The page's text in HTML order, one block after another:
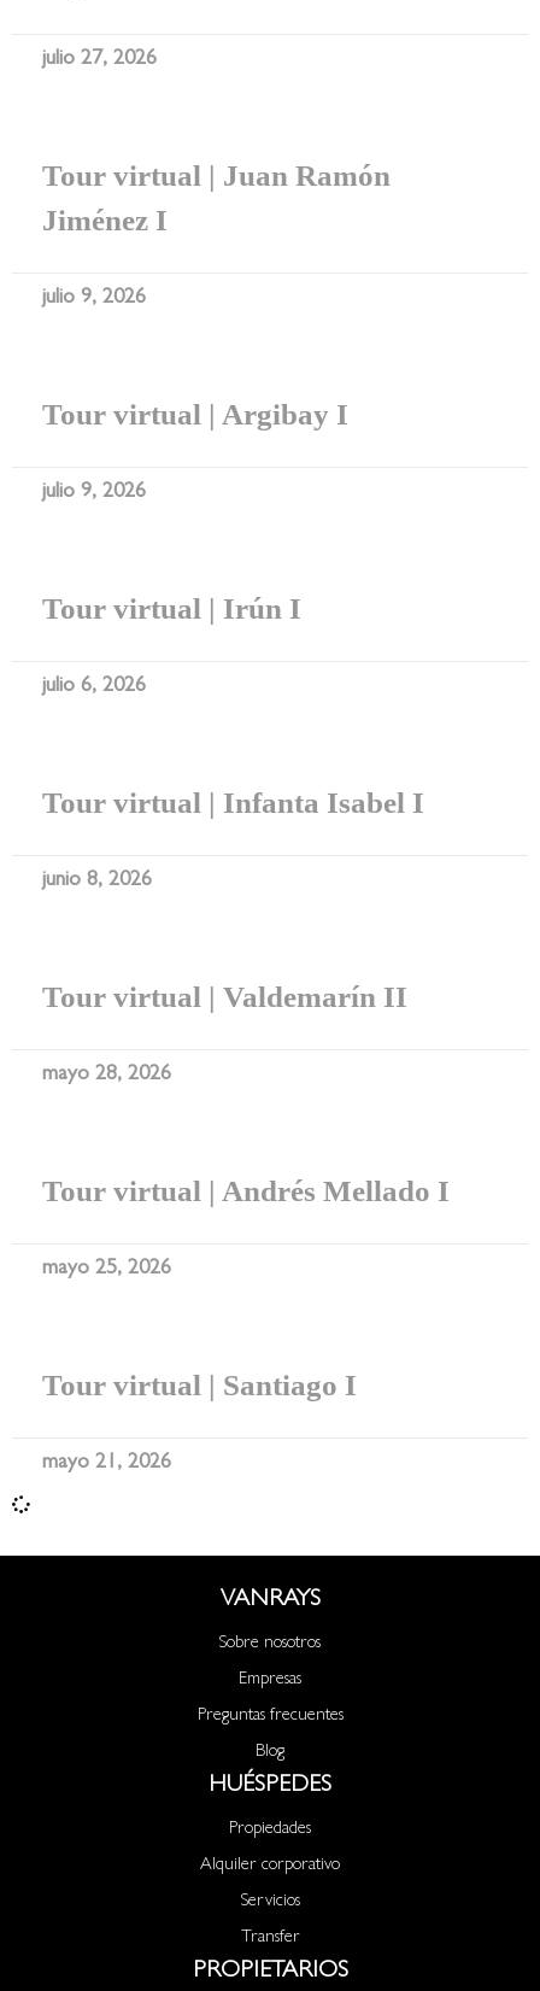
julio 27, 2026
Tour virtual | Juan Ramón
Jiménez I
julio 9, 2026
Tour virtual | Argibay I
julio 9, 2026
Tour virtual | Irún I
julio 6, 2026
Tour virtual | Infanta Isabel I
junio 8, 2026
Tour virtual | Valdemarín II
mayo 28, 2026
Tour virtual | Andrés Mellado I
mayo 25, 2026
Tour virtual | Santiago I
mayo 21, 2026
VANRAYS
Sobre nosotros
Empresas
Preguntas frecuentes
Blog
HUÉSPEDES
Propiedades
Alquiler corporativo
Servicios
Transfer
PROPIETARIOS